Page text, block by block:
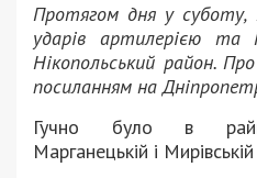
Протягом дня у суботу,
ударів артилерією та
Нікопольський район.
посиланням на
Гучно було в
Марганецькій і